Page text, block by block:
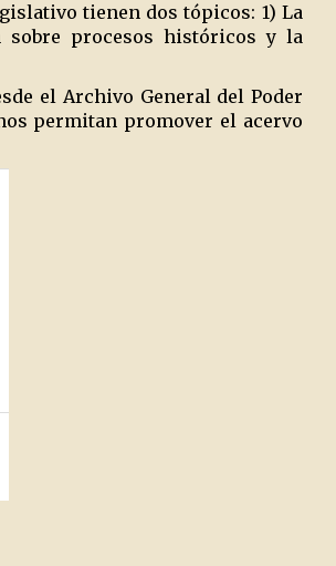
tienen dos tópicos: 1) La
sobre procesos históricos y la
el Archivo General del Poder
permitan promover el acervo